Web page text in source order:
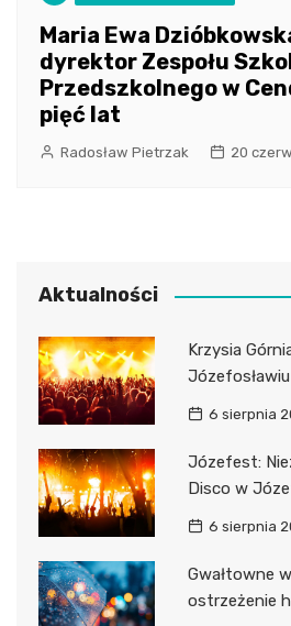
Maria Ewa
dyrektor Zespołu
Przedszkolnego w
pięć lat
Radosław Pietrzak 20
Aktualności
Krzysia
Józefosławiu
6 sierpnia
Józefest:
Disco w
6 sierpnia
Gwałtowne
ostrzeżenie